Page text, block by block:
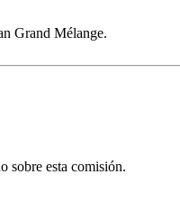
Grand Mélange.
sobre esta comisión.